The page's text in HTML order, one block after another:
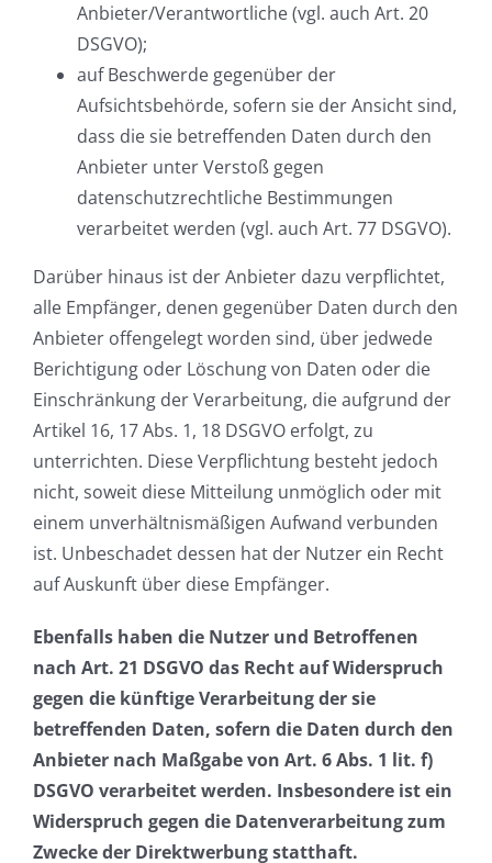
Anbieter/Verantwortliche (vgl. auch Art. 20
DSGVO);
auf Beschwerde gegenüber der
Aufsichtsbehörde, sofern sie der Ansicht sind,
dass die sie betreffenden Daten durch den
Anbieter unter Verstoß gegen
datenschutzrechtliche Bestimmungen
verarbeitet werden (vgl. auch Art. 77 DSGVO).
Darüber hinaus ist der Anbieter dazu verpflichtet,
alle Empfänger, denen gegenüber Daten durch den
Anbieter offengelegt worden sind, über jedwede
Berichtigung oder Löschung von Daten oder die
Einschränkung der Verarbeitung, die aufgrund der
Artikel 16, 17 Abs. 1, 18 DSGVO erfolgt, zu
unterrichten. Diese Verpflichtung besteht jedoch
nicht, soweit diese Mitteilung unmöglich oder mit
einem unverhältnismäßigen Aufwand verbunden
ist. Unbeschadet dessen hat der Nutzer ein Recht
auf Auskunft über diese Empfänger.
Ebenfalls haben die Nutzer und Betroffenen
nach Art. 21 DSGVO das Recht auf Widerspruch
gegen die künftige Verarbeitung der sie
betreffenden Daten, sofern die Daten durch den
Anbieter nach Maßgabe von Art. 6 Abs. 1 lit. f)
DSGVO verarbeitet werden. Insbesondere ist ein
Widerspruch gegen die Datenverarbeitung zum
Zwecke der Direktwerbung statthaft.